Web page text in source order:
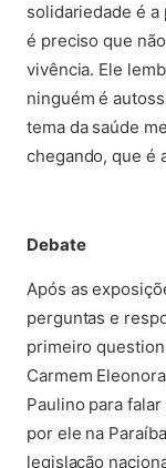
solidariedade é a
é preciso que
vivência. Ele
ninguém é
tema da saúde
chegando, que é
Debate
Após as
perguntas e
primeiro
Carmem
Paulino para
por ele na
legislação